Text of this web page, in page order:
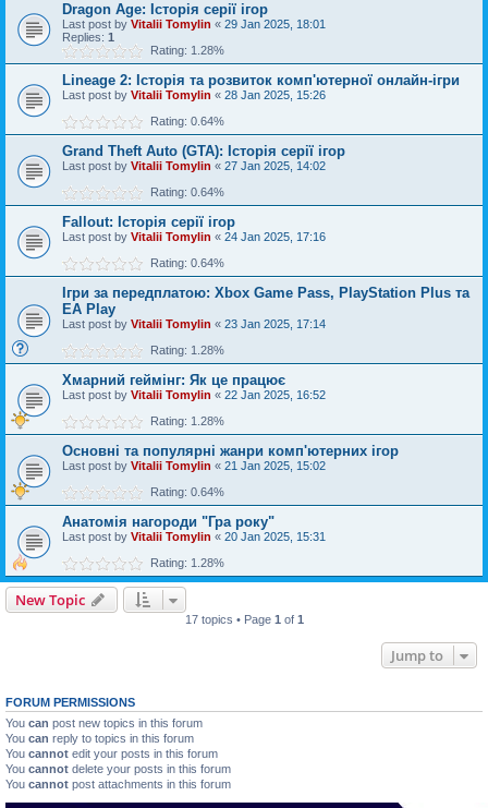
Dragon Age: Історія серії ігор
Last post by Vitalii Tomylin « 29 Jan 2025, 18:01
Replies: 1
Rating: 1.28%
Lineage 2: Історія та розвиток комп'ютерної онлайн-ігри
Last post by Vitalii Tomylin « 28 Jan 2025, 15:26
Rating: 0.64%
Grand Theft Auto (GTA): Історія серії ігор
Last post by Vitalii Tomylin « 27 Jan 2025, 14:02
Rating: 0.64%
Fallout: Історія серії ігор
Last post by Vitalii Tomylin « 24 Jan 2025, 17:16
Rating: 0.64%
Ігри за передплатою: Xbox Game Pass, PlayStation Plus та
EA Play
Last post by Vitalii Tomylin « 23 Jan 2025, 17:14
Rating: 1.28%
Хмарний геймінг: Як це працює
Last post by Vitalii Tomylin « 22 Jan 2025, 16:52
Rating: 1.28%
Основні та популярні жанри комп'ютерних ігор
Last post by Vitalii Tomylin « 21 Jan 2025, 15:02
Rating: 0.64%
Анатомія нагороди "Гра року"
Last post by Vitalii Tomylin « 20 Jan 2025, 15:31
Rating: 1.28%
New Topic
17 topics • Page 1 of 1
Jump to
FORUM PERMISSIONS
You can post new topics in this forum
You can reply to topics in this forum
You cannot edit your posts in this forum
You cannot delete your posts in this forum
You cannot post attachments in this forum